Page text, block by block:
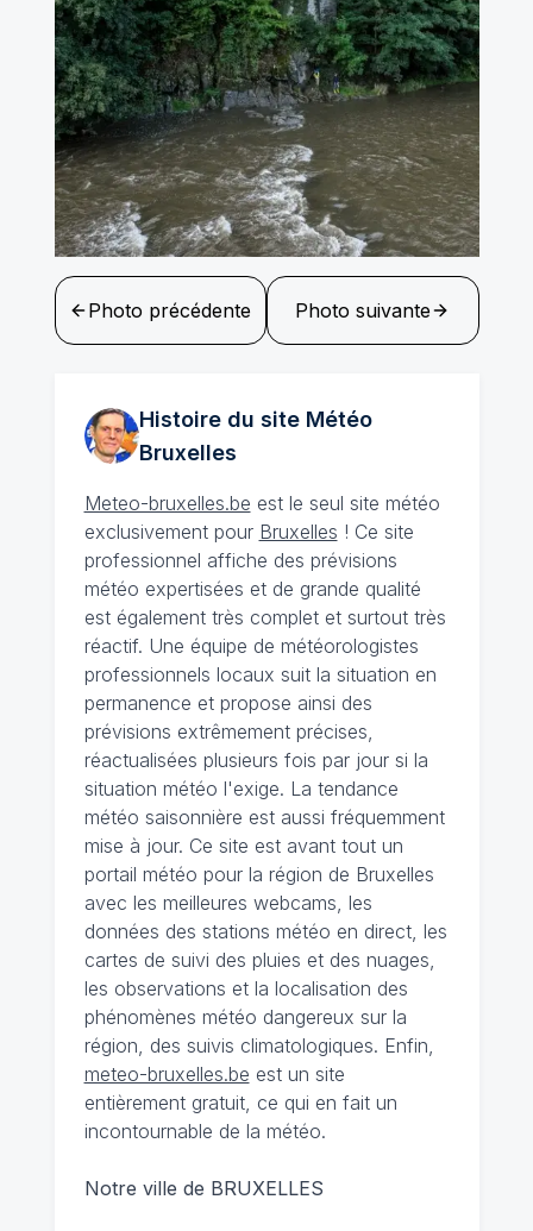
Photo précédente Photo suivante
Histoire du site Météo
Bruxelles
Meteo-bruxelles.be est le seul site météo
exclusivement pour Bruxelles ! Ce site
professionnel affiche des prévisions
météo expertisées et de grande qualité
est également très complet et surtout très
réactif. Une équipe de météorologistes
professionnels locaux suit la situation en
permanence et propose ainsi des
prévisions extrêmement précises,
réactualisées plusieurs fois par jour si la
situation météo l'exige. La tendance
météo saisonnière est aussi fréquemment
mise à jour. Ce site est avant tout un
portail météo pour la région de Bruxelles
avec les meilleures webcams, les
données des stations météo en direct, les
cartes de suivi des pluies et des nuages,
les observations et la localisation des
phénomènes météo dangereux sur la
région, des suivis climatologiques. Enfin,
meteo-bruxelles.be est un site
entièrement gratuit, ce qui en fait un
incontournable de la météo.
Notre ville de BRUXELLES